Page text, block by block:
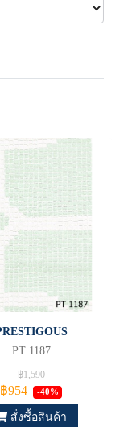
PT 1187
฿1,590
฿954 -40%
สั่งซื้อสินค้า